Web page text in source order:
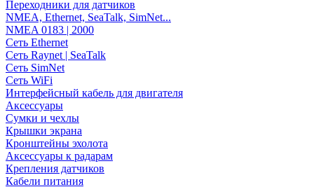
Переходники для датчиков
NMEA, Ethernet, SeaTalk, SimNet...
NMEA 0183 | 2000
Сеть Ethernet
Сеть Raynet | SeaTalk
Сеть SimNet
Сеть WiFi
Интерфейсный кабель для двигателя
Аксессуары
Сумки и чехлы
Крышки экрана
Кронштейны эхолота
Аксессуары к радарам
Крепления датчиков
Кабели питания